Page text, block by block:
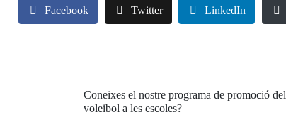
Facebook Twitter LinkedIn
Coneixes el nostre programa de promoció del
voleibol a les escoles?